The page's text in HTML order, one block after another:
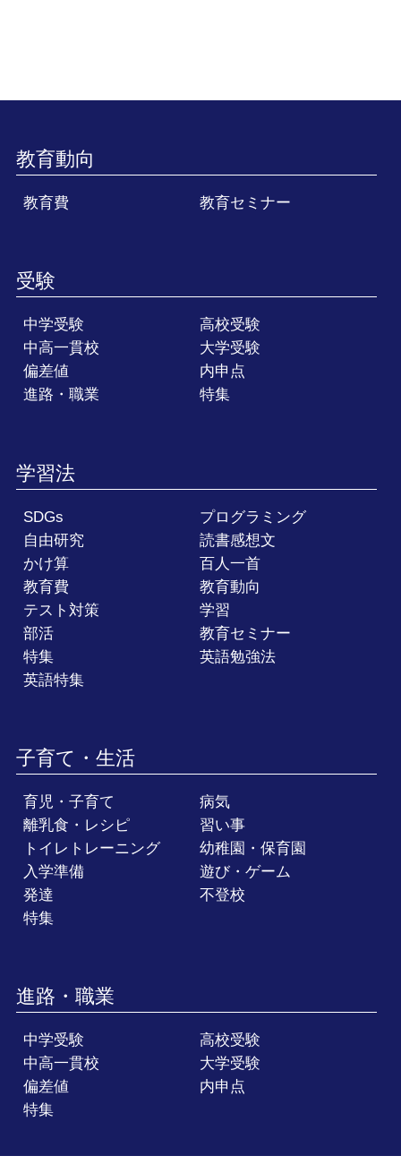
教育動向
教育費 教育セミナー
受験
中学受験
高校受験
中高一貫校
大学受験
偏差値
内申点
進路・職業
特集
学習法
SDGs
プログラミング
自由研究
読書感想文
かけ算
百人一首
教育費
教育動向
テスト対策
学習
部活
教育セミナー
特集
英語勉強法
英語特集
子育て・生活
育児・子育て
病気
離乳食・レシピ
習い事
トイレトレーニング
幼稚園・保育園
入学準備
遊び・ゲーム
発達
不登校
特集
進路・職業
中学受験
高校受験
中高一貫校
大学受験
偏差値
内申点
特集